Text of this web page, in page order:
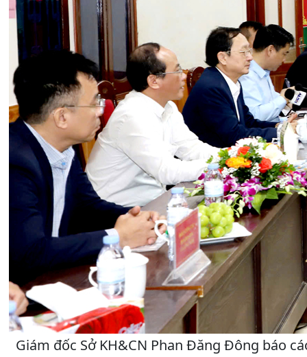
Giám đốc Sở KH&CN Phan Đăng Đông báo